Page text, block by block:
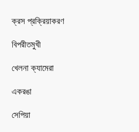
ক্রস প্রক্রিয়াকরণ
বিপরীতমুখী
খেলনা ক্যামেরা
একরঙা
সেপিয়া